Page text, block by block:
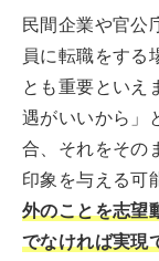
民間企業や官公
員に転職をする
とも重要といえ
遇がいいから」
合、それをその
印象を与える可
外のことを志望
でなければ実現